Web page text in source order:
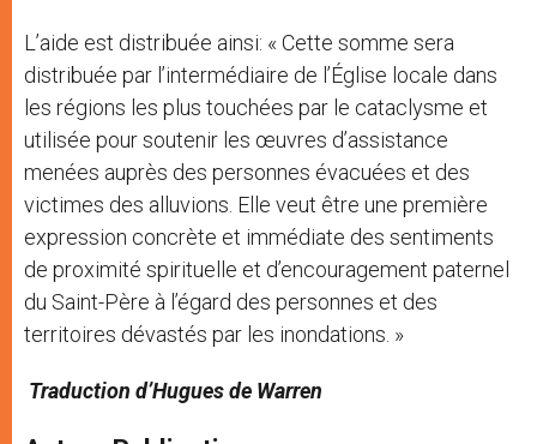
L’aide est distribuée ainsi: « Cette somme sera
distribuée par l’intermédiaire de l’Église locale dans
les régions les plus touchées par le cataclysme et
utilisée pour soutenir les œuvres d’assistance
menées auprès des personnes évacuées et des
victimes des alluvions. Elle veut être une première
expression concrète et immédiate des sentiments
de proximité spirituelle et d’encouragement paternel
du Saint-Père à l’égard des personnes et des
territoires dévastés par les inondations. »
Traduction d’Hugues de Warren